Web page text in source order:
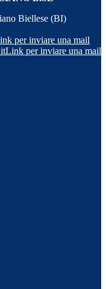
Biellese (BI)
per inviare una mail
Link per inviare una mail